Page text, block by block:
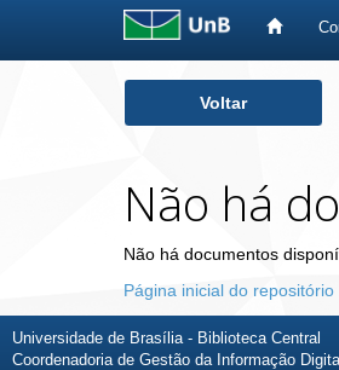
Voltar
Não há
Não há documentos
Página inicial do repositório
Universidade de Brasília - Biblioteca Central
Coordenadoria de Gestão da Informação